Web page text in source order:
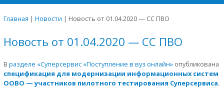
Главная | Новости | Новость от 01.04.2020 — СС ПВО
Новость от 01.04.2020 — СС ПВО
В разделе «Суперсервис «Поступление в вуз онлайн» опубликована
спецификация для модернизации информационных систем
ООВО — участников пилотного тестирования Суперсервиса.